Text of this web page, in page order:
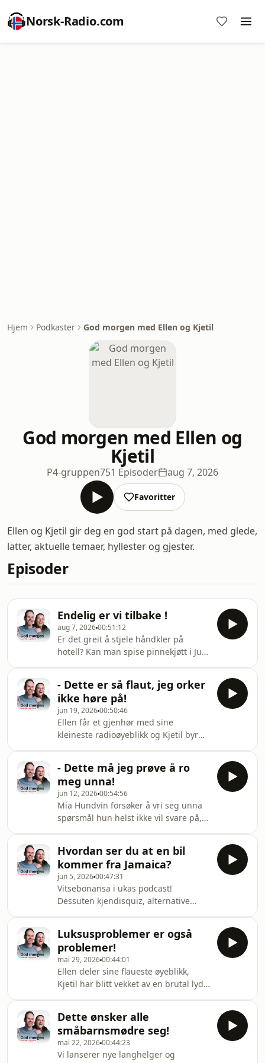
Norsk-Radio.com
Hjem Podkaster God morgen med Ellen og Kjetil
God morgen med Ellen og
Kjetil
P4-gruppen751 Episoder aug 7, 2026
Favoritter
Ellen og Kjetil gir deg en god start på dagen, med glede,
latter, aktuelle temaer, hyllester og gjester.
Episoder
Endelig er vi tilbake !
aug 7, 202600:51:12
Er det greit å stjele håndkler på
hotell? Kan man spise pinnekjøtt i Juli?
&#10;&nbsp;Episoden kan inneholde
målrettet reklame, basert på din IP-
adresse, enhet og posisjon. Se
smartpod.no/personvern for
informasjon og dine valg om deling
av data.
- Dette er så flaut, jeg orker
ikke høre på!
jun 19, 202600:50:46
Ellen får et gjenhør med sine
kleineste radioøyeblikk og Kjetil byr
fotballVm og Benjamin Silseth
avslører hvordan det gå med baby-
planene!&#10;&nbsp;Episoden kan
inneholde målrettet reklame, basert
på din IP-adresse, enhet og posisjon.
Se smartpod.no/personvern for
informasjon og dine valg om deling
av data.
- Dette må jeg prøve å ro
meg unna!
jun 12, 202600:54:56
Mia Hundvin forsøker å vri seg unna
spørsmål hun helst ikke vil svare på,
vite hva Tonedøv Skamli Nødverge
gjør i denne podcasten!
&#10;&nbsp;Episoden kan inneholde
målrettet reklame, basert på din IP-
adresse, enhet og posisjon. Se
smartpod.no/personvern for
informasjon og dine valg om deling
av data.
Hvordan ser du at en bil
kommer fra Jamaica?
jun 5, 202600:47:31
Vitsebonansa i ukas podcast!
Dessuten kjendisquiz, alternative
Olsen&#10;&nbsp;Episoden kan
inneholde målrettet reklame, basert
på din IP-adresse, enhet og posisjon.
Se smartpod.no/personvern for
informasjon og dine valg om deling
av data.
Luksusproblemer er også
problemer!
mai 29, 202600:44:01
Ellen deler sine flaueste øyeblikk,
Kjetil har blitt vekket av en brutal lyd -
grillen!&#10;&nbsp;Episoden kan
inneholde målrettet reklame, basert
på din IP-adresse, enhet og posisjon.
Se smartpod.no/personvern for
Dette ønsker alle
småbarnsmødre seg!
mai 22, 202600:44:23
Vi lanserer nye langhelger og